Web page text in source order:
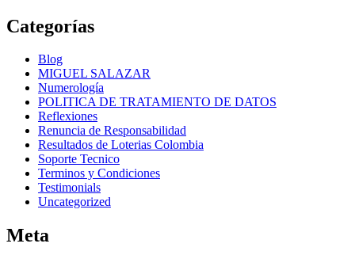
Categorías
Blog
MIGUEL SALAZAR
Numerología
POLITICA DE TRATAMIENTO DE DATOS
Reflexiones
Renuncia de Responsabilidad
Resultados de Loterias Colombia
Soporte Tecnico
Terminos y Condiciones
Testimonials
Uncategorized
Meta